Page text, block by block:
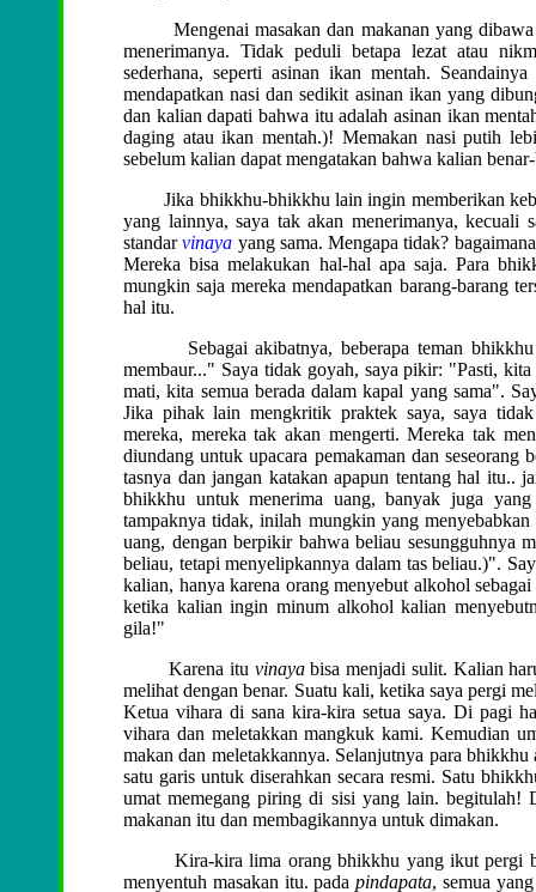
Mengenai masakan dan makanan yang dibawa
menerimanya. Tidak peduli betapa lezat atau
sederhana, seperti asinan ikan mentah.
mendapatkan nasi dan sedikit asinan ikan yang
dan kalian dapati bahwa itu adalah asinan ikan
daging atau ikan mentah.)! Memakan nasi putih
sebelum kalian dapat mengatakan bahwa kalian
Jika bhikkhu-bhikkhu lain ingin memberikan
yang lainnya, saya tak akan menerimanya, kecuali
standarvinaya yang sama. Mengapa tidak?
Mereka bisa melakukan hal-hal apa saja. Para
mungkin saja mereka mendapatkan barang-barang
hal itu.
Sebagai akibatnya, beberapa teman bhikkhu
membaur..." Saya tidak goyah, saya pikir: "Pasti,
mati, kita semua berada dalam kapal yang sama".
Jika pihak lain mengkritik praktek saya, saya
mereka, mereka tak akan mengerti. Mereka tak
diundang untuk upacara pemakaman dan
tasnya dan jangan katakan apapun tentang hal itu..
bhikkhu untuk menerima uang, banyak juga
tampaknya tidak, inilah mungkin yang
uang, dengan berpikir bahwa beliau sesungguhnya
beliau, tetapi menyelipkannya dalam tas beliau.)".
kalian, hanya karena orang menyebut alkohol
ketika kalian ingin minum alkohol kalian
gila!"
Karena itu vinayabisa menjadi sulit. Kalian
melihat dengan benar. Suatu kali, ketika saya pergi
Ketua vihara di sana kira-kira setua saya. Di pagi
vihara dan meletakkan mangkuk kami. Kemudian
makan dan meletakkannya. Selanjutnya para
satu garis untuk diserahkan secara resmi. Satu
umat memegang piring di sisi yang lain. begitulah!
makanan itu dan membagikannya untuk dimakan.
Kira-kira lima orang bhikkhu yang ikut pergi
menyentuh masakan itu. padapindapata, semua